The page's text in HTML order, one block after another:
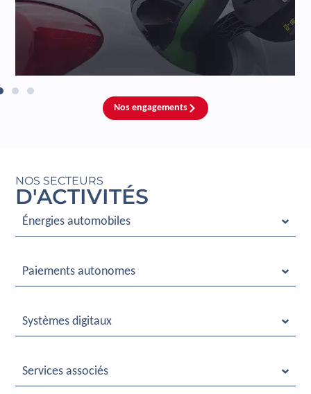
Nos engagements
NOS SECTEURS
D'ACTIVITÉS
Énergies automobiles
Paiements autonomes
Systèmes digitaux
Services associés